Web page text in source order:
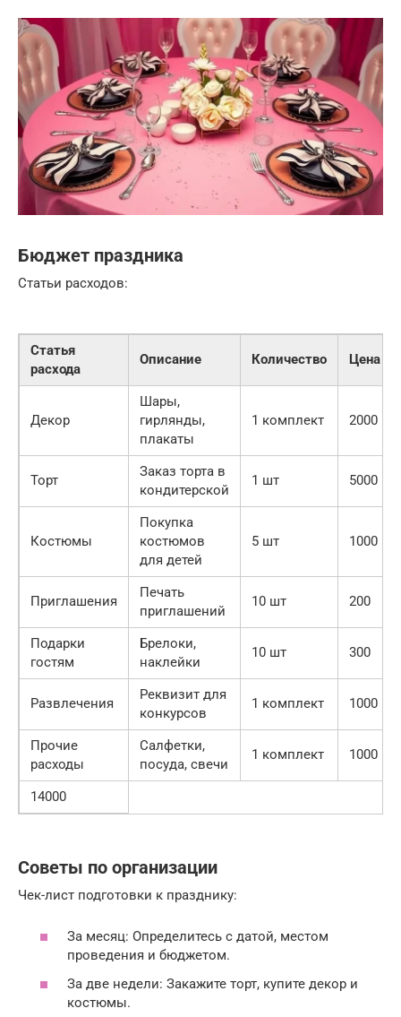
Бюджет праздника
Статьи расходов:
Статья
расхода
Описание Количество Цена
Декор
Шары,
гирлянды,
плакаты
1 комплект 2000
Торт
Заказ торта в
кондитерской
1 шт 5000
Костюмы
Покупка
костюмов
для детей
5 шт 1000
Приглашения
Печать
приглашений
10 шт 200
Подарки
гостям
Брелоки,
наклейки
10 шт 300
Развлечения
Реквизит для
конкурсов
1 комплект 1000
Прочие
расходы
Салфетки,
посуда, свечи
1 комплект 1000
14000
Советы по организации
Чек-лист подготовки к празднику:
За месяц: Определитесь с датой, местом
проведения и бюджетом.
За две недели: Закажите торт, купите декор и
костюмы.